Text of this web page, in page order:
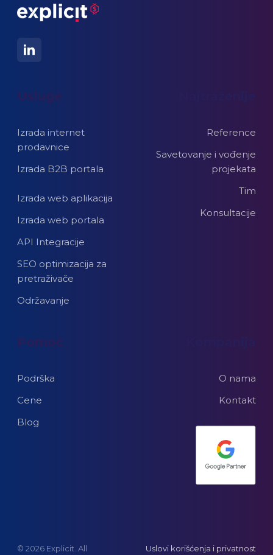
Usluge
Izrada internet
prodavnice
Izrada B2B portala
Izrada web aplikacija
Izrada web portala
API Integracije
SEO optimizacija za
pretraživače
Održavanje
Reference
Savetovanje i vođenje
projekata
Tim
Konsultacije
Pomoć
Podrška
Cene
Blog
O nama
Kontakt
© 2026 Explicit. All
Uslovi korišćenja i privatnost